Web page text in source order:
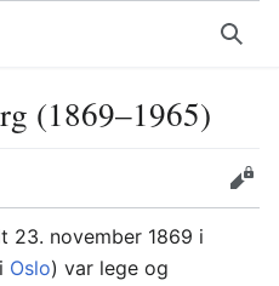
Søk
(1869–1965)
Rediger
23. november 1869 i
Oslo) var lege og